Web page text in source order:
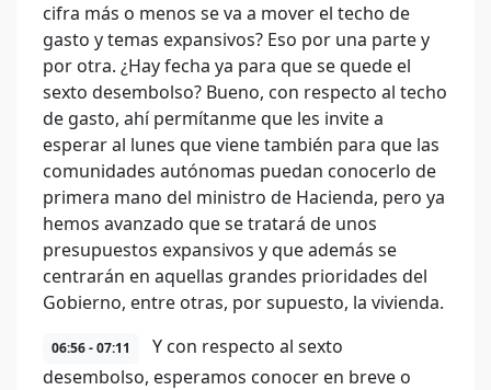
cifra más o menos se va a mover el techo de
gasto y temas expansivos? Eso por una parte y
por otra. ¿Hay fecha ya para que se quede el
sexto desembolso? Bueno, con respecto al techo
de gasto, ahí permítanme que les invite a
esperar al lunes que viene también para que las
comunidades autónomas puedan conocerlo de
primera mano del ministro de Hacienda, pero ya
hemos avanzado que se tratará de unos
presupuestos expansivos y que además se
centrarán en aquellas grandes prioridades del
Gobierno, entre otras, por supuesto, la vivienda.
06:56 - 07:11
Y con respecto al sexto
desembolso, esperamos conocer en breve o